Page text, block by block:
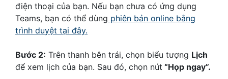
điện thoại của bạn. Nếu bạn chưa có ứng dụng
Teams, bạn có thể dùng phiên bản online bằng
trình duyệt tại đây.
Bước 2: Trên thanh bên trái, chọn biểu tượng Lịch
để xem lịch của bạn. Sau đó, chọn nút “Họp ngay”.